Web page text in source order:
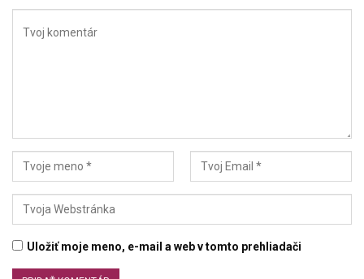
Uložiť moje meno, e-mail a web v tomto prehliadači